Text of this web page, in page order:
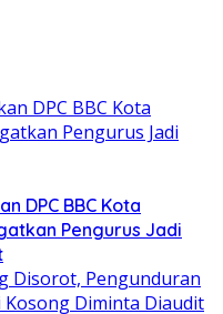
DPC BBC Kota
Pengurus Jadi